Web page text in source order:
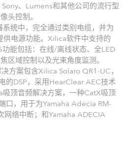
、Lumens和其他公司的流行型
头控制。
统中，完全通过类别电缆，并为
供电源功能。Xilica软件中支持的
功能包括：在线/离线状态、全LED
区域控制以及光束角度监测。
方案包含Xilica Solaro QR1-UC，
的DSP，采用HearClear AEC技术
顶音频解决方案，一种CatX吸顶
口，用于为Yamaha Adecia RM-
网络中断；和Yamaha ADECIA